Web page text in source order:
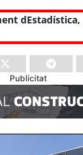
dEstadística,
Publicitat